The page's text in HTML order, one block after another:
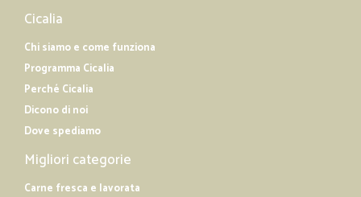
Cicalia
Chi siamo e come funziona
Programma Cicalia
Perché Cicalia
Dicono di noi
Dove spediamo
Migliori categorie
Carne fresca e lavorata